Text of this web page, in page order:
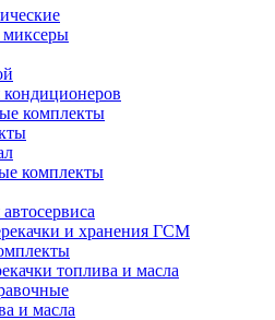
миксеры
комплекты
комплекты
и хранения ГСМ
топлива и масла
и масла